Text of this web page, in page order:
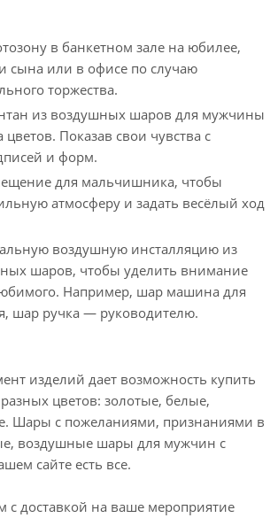
в банкетном зале на юбилее,
сына или в офисе по случаю
торжества.
из воздушных шаров для мужчины
цветов. Показав свои чувства с
и форм.
для мальчишника, чтобы
атмосферу и задать весёлый ход
воздушную инсталляцию из
шаров, чтобы уделить внимание
Например, шар машина для
шар ручка — руководителю.
изделий дает возможность купить
цветов: золотые, белые,
Шары с пожеланиями, признаниями в
воздушные шары для мужчин с
сайте есть все.
с доставкой на ваше мероприятие